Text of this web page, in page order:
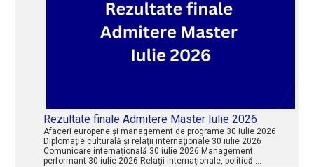
Rezultate finale Admitere Master Iulie 2026
Afaceri europene şi management de programe 30 iulie 2026
Diplomaţie culturală şi relaţii internaţionale 30 iulie 2026
Comunicare internaţională 30 iulie 2026 Management
performant 30 iulie 2026 Relaţii internaţionale, politică …